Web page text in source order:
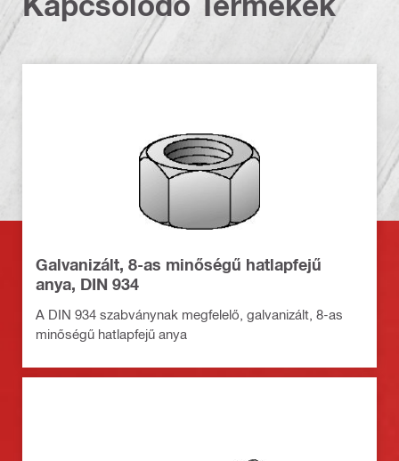
Galvanizált, 8-as minőségű hatlapfejű
anya, DIN 934
A DIN 934 szabványnak megfelelő, galvanizált, 8-as
minőségű hatlapfejű anya